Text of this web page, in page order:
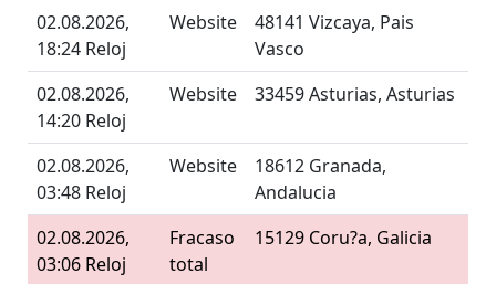
02.08.2026,
18:24 Reloj
Website
48141 Vizcaya, Pais
Vasco
02.08.2026,
14:20 Reloj
Website 33459 Asturias, Asturias
02.08.2026,
03:48 Reloj
Website
18612 Granada,
Andalucia
02.08.2026,
03:06 Reloj
Fracaso
total
15129 Coru?a, Galicia